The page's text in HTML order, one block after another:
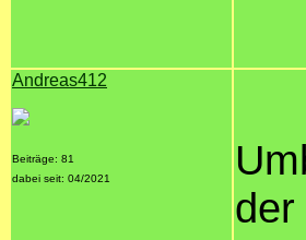
Andreas412
Beiträge: 81
dabei seit: 04/2021
der